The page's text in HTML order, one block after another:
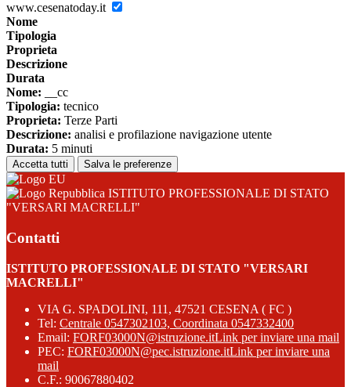
www.cesenatoday.it
Nome
Tipologia
Proprieta
Descrizione
Durata
Nome: __cc
Tipologia: tecnico
Proprieta: Terze Parti
Descrizione: analisi e profilazione navigazione utente
Durata: 5 minuti
Accetta tutti Salva le preferenze
ISTITUTO PROFESSIONALE DI STATO
"VERSARI MACRELLI"
Contatti
ISTITUTO PROFESSIONALE DI STATO "VERSARI
MACRELLI"
VIA G. SPADOLINI, 111, 47521 CESENA ( FC )
Tel: Centrale 0547302103, Coordinata 0547332400
Email: FORF03000N@istruzione.itLink per inviare una mail
PEC: FORF03000N@pec.istruzione.itLink per inviare una
mail
C.F.: 90067880402